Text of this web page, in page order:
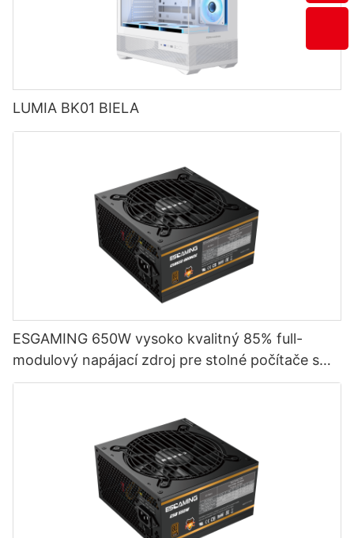
LUMIA BK01 BIELA
ESGAMING 650W vysoko kvalitný 85% full-
modulový napájací zdroj pre stolné počítače s
účinnosťou 80+ bronze ESB650W